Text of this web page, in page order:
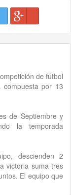
de fútbol
por 13
de Septiembre y
la temporada
descienden 2
victoria suma tres
El equipo que